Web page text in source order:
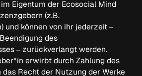
Eigentum der Ecosocial Mind
(z.B.
und können von ihr jederzeit –
des
– zurückverlangt werden.
erwirbt durch Zahlung des
das Recht der Nutzung der Werke